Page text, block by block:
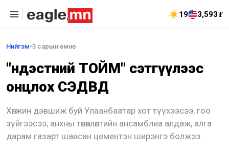
19 3,593₮
Нийгэм•3 сарын өмнө
"Үндэстний ТОЙМ" сэтгүүлээс
онцлох СЭДВҮҮД
Хөгжин дэвшиж буй Улаанбаатар хот түүхээсээ, гоо
зүйгээсээ, анхны төлөвлөлтийн ансамблиа алдаж, алга
дарам газарт шавсан цементэн ширэнгэ болжээ